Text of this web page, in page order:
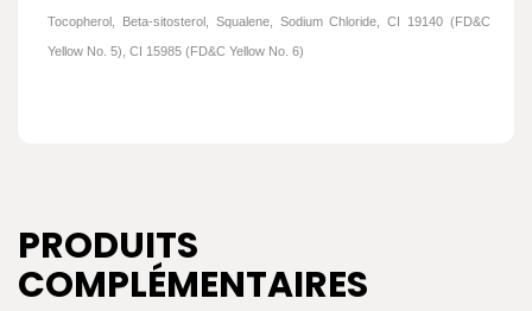
Tocopherol, Beta-sitosterol, Squalene, Sodium Chloride, CI 19140 (FD&C
Yellow No. 5), CI 15985 (FD&C Yellow No. 6)
PRODUITS
COMPLÉMENTAIRES